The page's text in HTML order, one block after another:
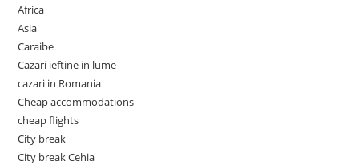
Africa
Asia
Caraibe
Cazari ieftine in lume
cazari in Romania
Cheap accommodations
cheap flights
City break
City break Cehia